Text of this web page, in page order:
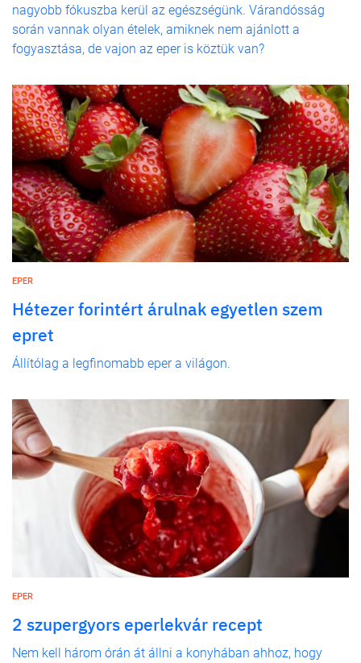
nagyobb fókuszba kerül az egészségünk. Várandósság
során vannak olyan ételek, amiknek nem ajánlott a
fogyasztása, de vajon az eper is köztük van?
EPER
Hétezer forintért árulnak egyetlen szem
epret
Állítólag a legfinomabb eper a világon.
EPER
2 szupergyors eperlekvár recept
Nem kell három órán át állni a konyhában ahhoz, hogy